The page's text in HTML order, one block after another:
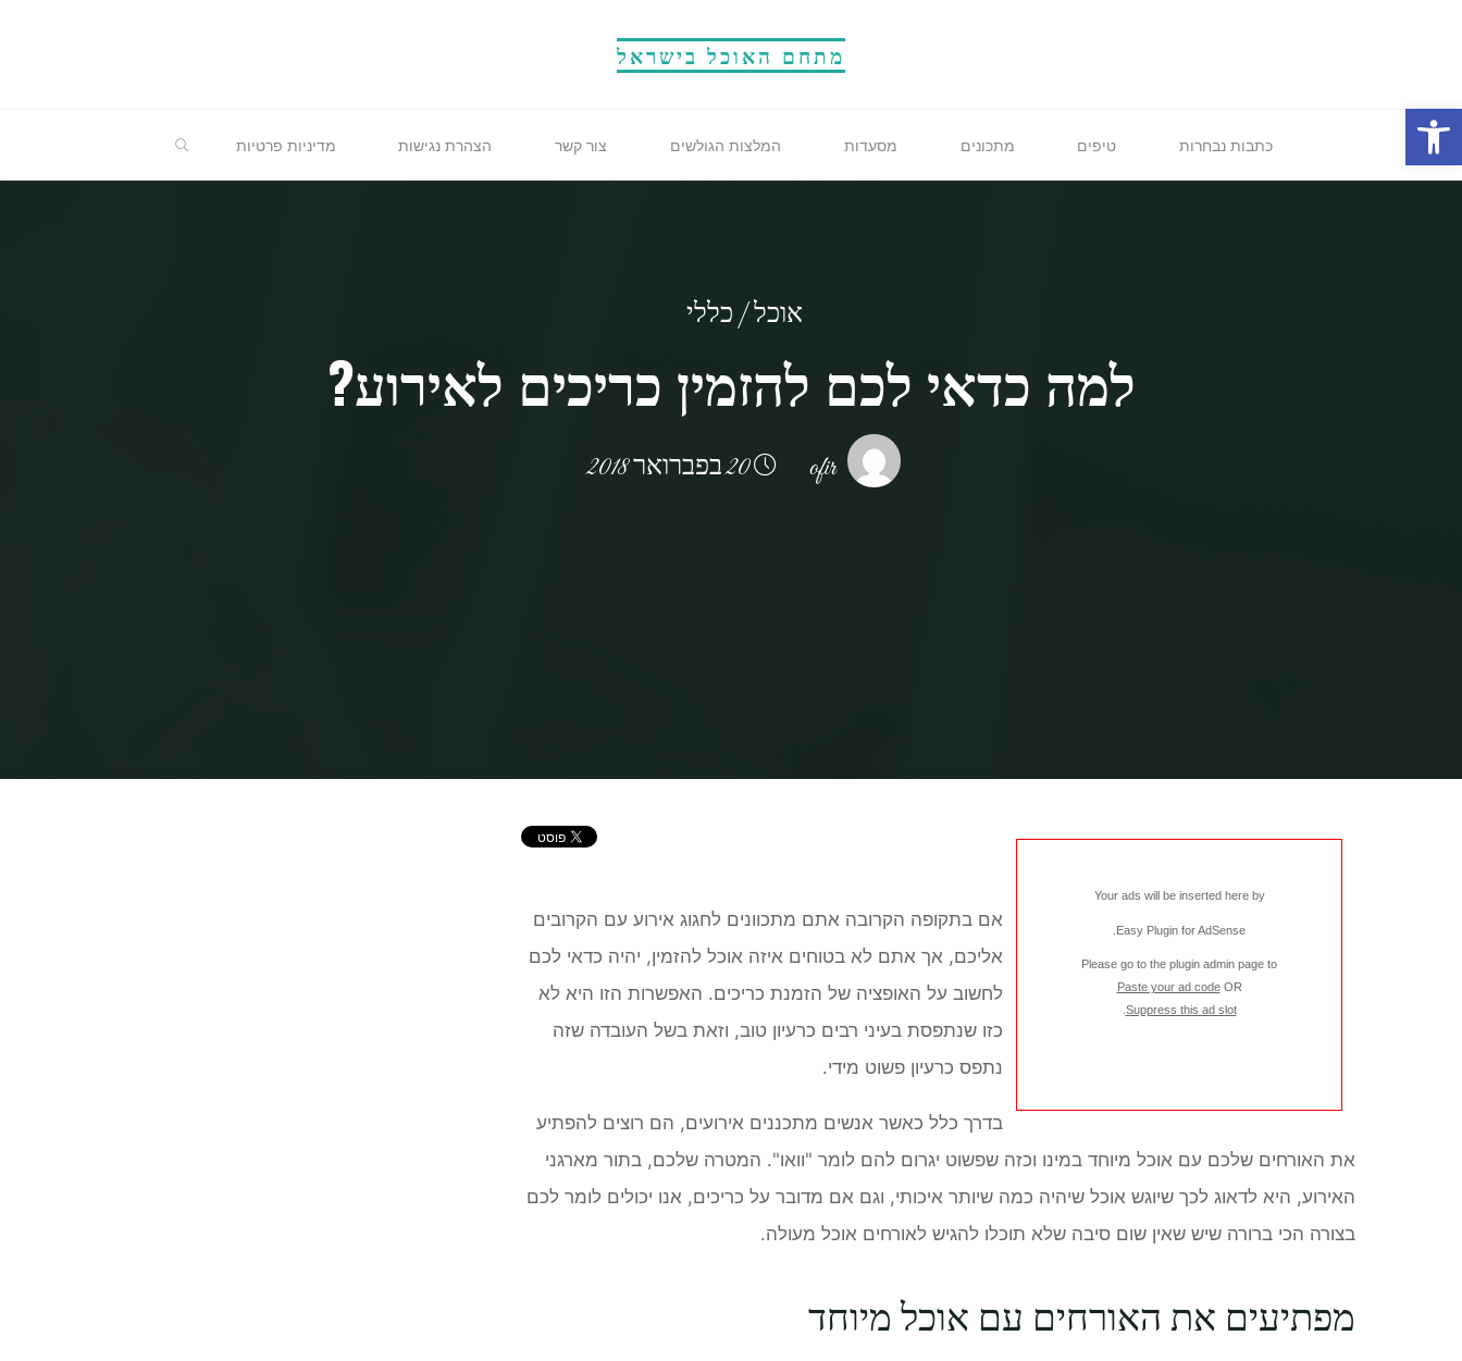
פתח סרגל נגישות
מתחם האוכל בישראל
כתבות נבחרות טיפים מתכונים מסעדות המלצות הגולשים צור קשר הצהרת נגישות מדיניות פרטיות
אוכל|כללי
למה כדאי לכם להזמין כריכים לאירוע?
ofir 20 בפברואר 2018
Your ads will be inserted here by
Easy Plugin for AdSense
Please go to the plugin admin page to
Paste your ad codeOR
Suppress this ad slot
אם בתקופה הקרובה אתם מתכוונים לחגוג אירוע עם הקרובים
אליכם, אך אתם לא בטוחים איזה אוכל להזמין, יהיה כדאי לכם
לחשוב על האופציה של הזמנת כריכים. האפשרות הזו היא לא
כזו שנתפסת בעיני רבים כרעיון טוב, וזאת בשל העובדה שזה
נתפס כרעיון פשוט מידי.
בדרך כלל כאשר אנשים מתכננים אירועים, הם רוצים להפתיע
את האורחים שלכם עם אוכל מיוחד במינו וכזה שפשוט יגרום להם לומר "וואו". המטרה שלכם, בתור מארגני
האירוע, היא לדאוג לכך שיוגש אוכל שיהיה כמה שיותר איכותי, וגם אם מדובר על כריכים, אנו יכולים לומר לכם
בצורה הכי ברורה שיש שאין שום סיבה שלא תוכלו להגיש לאורחים אוכל מעולה.
מפתיעים את האורחים עם אוכל מיוחד